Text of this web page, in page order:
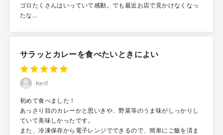
ゴロたくさんはいっていて感動。でも最近お店で見かけなくなっ
たな...
サラッとカレーを食べたいときによい
KenT
初めて食べました！
あっさり目のカレーかと思いきや、野菜等のうま味がしっかりし
ていて美味しかったです。
また、冷凍保存から電子レンジでできるので、簡単にご飯を済ま